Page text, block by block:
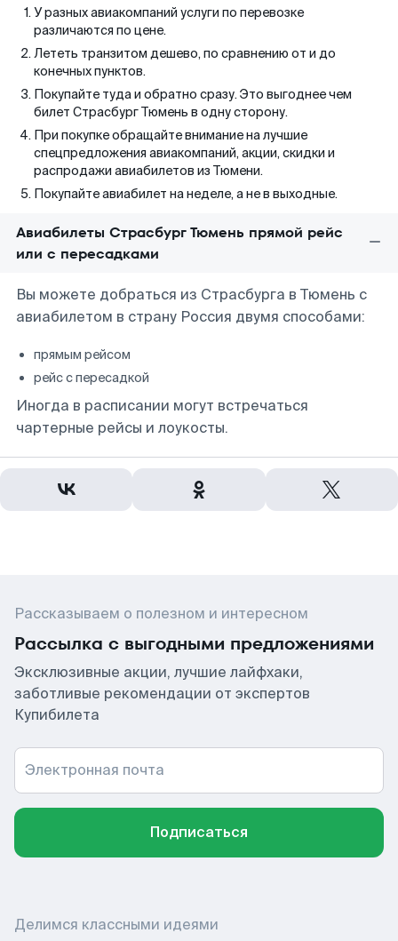
У разных авиакомпаний услуги по перевозке
различаются по цене.
Лететь транзитом дешево, по сравнению от и до
конечных пунктов.
Покупайте туда и обратно сразу. Это выгоднее чем
билет Страсбург Тюмень в одну сторону.
При покупке обращайте внимание на лучшие
спецпредложения авиакомпаний, акции, скидки и
распродажи авиабилетов из Тюмени.
Покупайте авиабилет на неделе, а не в выходные.
Авиабилеты Страсбург Тюмень прямой рейс
или с пересадками
Вы можете добраться из Страсбурга в Тюмень с
авиабилетом в страну Россия двумя способами:
прямым рейсом
рейс с пересадкой
Иногда в расписании могут встречаться
чартерные рейсы и лоукосты.
Рассказываем о полезном и интересном
Рассылка с выгодными предложениями
Эксклюзивные акции, лучшие лайфхаки,
заботливые рекомендации от экспертов
Купибилета
Электронная почта
Подписаться
Делимся классными идеями